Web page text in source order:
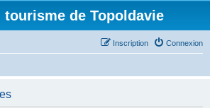
tourisme de Topoldavie
Connexion
Inscription